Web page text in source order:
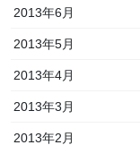
2013年6月
2013年5月
2013年4月
2013年3月
2013年2月